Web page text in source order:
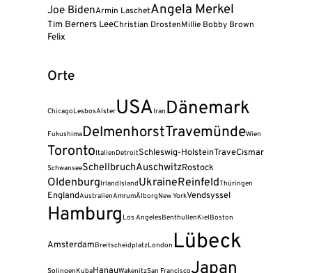
Joe BidenArmin LaschetAngela Merkel
Tim Berners LeeChristian DrostenMillie Bobby Brown
Felix
Orte
ChicagoLesbosAlsterUSAIran Dänemark
FukushimaDelmenhorstTravemündeWien
TorontoItalienDetroitSchleswig-HolsteinTraveCismar
SchwanseeSchellbruchAuschwitzRostock
OldenburgIrlandIslandUkraineReinfeldThüringen
EnglandAustralienAmrumÅlborgNew YorkVendsyssel
Hamburg Los AngelesBenthullenKielBoston
AmsterdamBreitscheidplatzLondon Lübeck
Japan